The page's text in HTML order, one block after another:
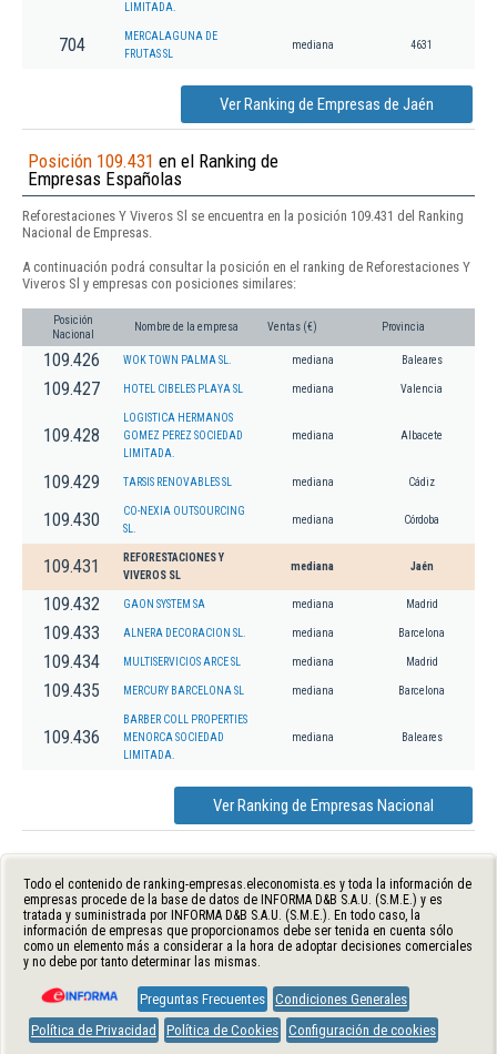
LIMITADA.
704
MERCALAGUNA DE
FRUTAS SL
mediana 4631
Ver Ranking de Empresas de Jaén
Posición 109.431 en el Ranking de
Empresas Españolas
Reforestaciones Y Viveros Sl se encuentra en la posición 109.431 del Ranking
Nacional de Empresas.
A continuación podrá consultar la posición en el ranking de Reforestaciones Y
Viveros Sl y empresas con posiciones similares:
Posición
Nacional
Nombre de la empresa Ventas (€) Provincia
109.426 WOK TOWN PALMA SL. mediana Baleares
109.427 HOTEL CIBELES PLAYA SL mediana Valencia
109.428
LOGISTICA HERMANOS
GOMEZ PEREZ SOCIEDAD
LIMITADA.
mediana Albacete
109.429 TARSIS RENOVABLES SL mediana Cádiz
109.430
CO-NEXIA OUTSOURCING
SL.
mediana Córdoba
109.431
REFORESTACIONES Y
VIVEROS SL
mediana Jaén
109.432 GAON SYSTEM SA mediana Madrid
109.433 ALNERA DECORACION SL. mediana Barcelona
109.434 MULTISERVICIOS ARCE SL mediana Madrid
109.435 MERCURY BARCELONA SL mediana Barcelona
109.436
BARBER COLL PROPERTIES
MENORCA SOCIEDAD
LIMITADA.
mediana Baleares
Ver Ranking de Empresas Nacional
Todo el contenido de ranking-empresas.eleconomista.es y toda la información de
empresas procede de la base de datos de INFORMA D&B S.A.U. (S.M.E.) y es
tratada y suministrada por INFORMA D&B S.A.U. (S.M.E.). En todo caso, la
información de empresas que proporcionamos debe ser tenida en cuenta sólo
como un elemento más a considerar a la hora de adoptar decisiones comerciales
y no debe por tanto determinar las mismas.
Preguntas Frecuentes Condiciones Generales
Política de Privacidad
Política de Cookies Configuración de cookies